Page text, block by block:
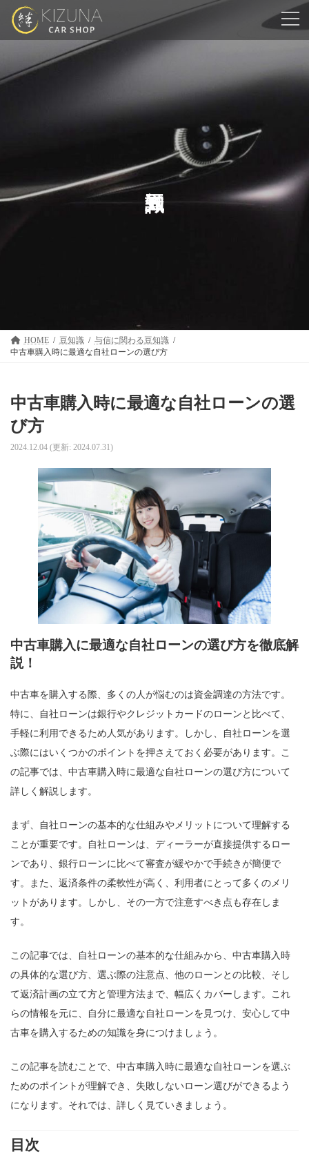
ン
ス
ー
ン
HOME 豆知識
与信に関わる豆知識
中古車購入時に最適な自社ローンの選び方
中古車購入時に最適な自社ローンの選
び方
2024.12.04 (更新: 2024.07.31)
中古車購入に最適な自社ローンの選び方を徹底解
説！
中古車を購入する際、多くの人が悩むのは資金調達の方法です。
特に、自社ローンは銀行やクレジットカードのローンと比べて、
手軽に利用できるため人気があります。しかし、自社ローンを選
ぶ際にはいくつかのポイントを押さえておく必要があります。こ
の記事では、中古車購入時に最適な自社ローンの選び方について
詳しく解説します。
まず、自社ローンの基本的な仕組みやメリットについて理解する
ことが重要です。自社ローンは、ディーラーが直接提供するロー
ンであり、銀行ローンに比べて審査が緩やかで手続きが簡便で
す。また、返済条件の柔軟性が高く、利用者にとって多くのメリ
ットがあります。しかし、その一方で注意すべき点も存在しま
す。
この記事では、自社ローンの基本的な仕組みから、中古車購入時
の具体的な選び方、選ぶ際の注意点、他のローンとの比較、そし
て返済計画の立て方と管理方法まで、幅広くカバーします。これ
らの情報を元に、自分に最適な自社ローンを見つけ、安心して中
古車を購入するための知識を身につけましょう。
この記事を読むことで、中古車購入時に最適な自社ローンを選ぶ
ためのポイントが理解でき、失敗しないローン選びができるよう
になります。それでは、詳しく見ていきましょう。
目次